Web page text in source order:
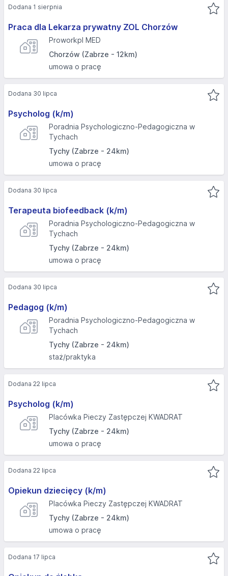
Praca dla Lekarza prywatny ZOL Chorzów
Proworkpl MED
Chorzów (Zabrze - 12km)
umowa o pracę
Dodana 1 sierpnia
Psycholog (k/m)
Poradnia Psychologiczno-Pedagogiczna w
Tychach
Tychy (Zabrze - 24km)
umowa o pracę
Dodana 30 lipca
Terapeuta biofeedback (k/m)
Poradnia Psychologiczno-Pedagogiczna w
Tychach
Tychy (Zabrze - 24km)
umowa o pracę
Dodana 30 lipca
Pedagog (k/m)
Poradnia Psychologiczno-Pedagogiczna w
Tychach
Tychy (Zabrze - 24km)
staż/praktyka
Dodana 30 lipca
Psycholog (k/m)
Placówka Pieczy Zastępczej KWADRAT
Tychy (Zabrze - 24km)
umowa o pracę
Dodana 22 lipca
Opiekun dziecięcy (k/m)
Placówka Pieczy Zastępczej KWADRAT
Tychy (Zabrze - 24km)
umowa o pracę
Dodana 22 lipca
Dodana 17 lipca